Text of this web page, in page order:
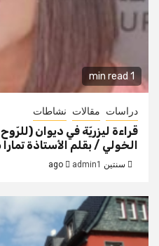
1 min read
دراسات مقالات نشاطات
قراءة ليزريّة في ديوان
الخولي / بقلم الأستاذة
سنتين ago admin1